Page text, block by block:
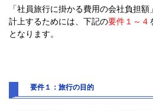
「社員旅行に掛かる費用の会社負担
計上するためには、下記の要件１～４
となります。
要件１：旅行の目的